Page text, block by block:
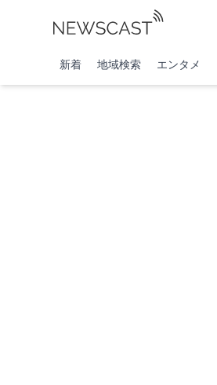
新着 地域検索 エンタメ